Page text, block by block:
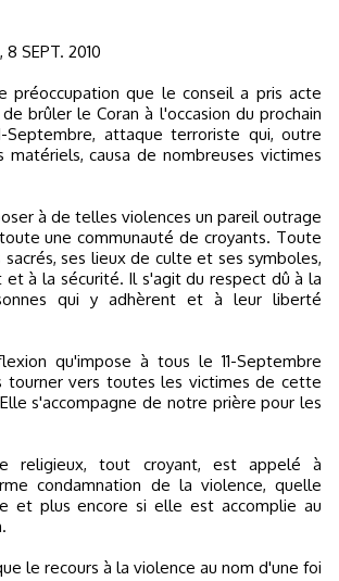
8 SEPT. 2010
préoccupation que le conseil a pris acte
brûler le Coran à l'occasion du prochain
Septembre, attaque terroriste qui, outre
causa de nombreuses victimes
à de telles violences un pareil outrage
une communauté de croyants. Toute
ses lieux de culte et ses symboles,
et à la sécurité. Il s'agit du respect dû à la
qui y adhèrent et à leur liberté
qu'impose à tous le 11-Septembre
tourner vers toutes les victimes de cette
s'accompagne de notre prière pour les
religieux, tout croyant, est appelé à
condamnation de la violence, quelle
et plus encore si elle est accomplie au
le recours à la violence au nom d'une foi